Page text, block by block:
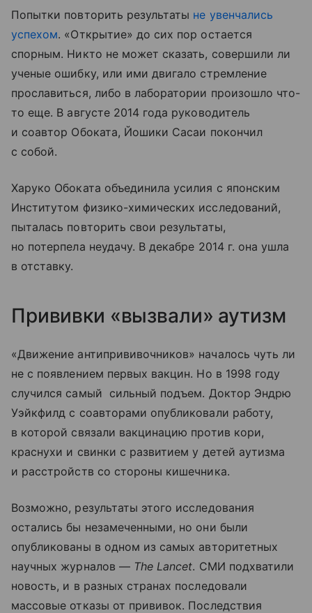
Попытки повторить результаты не увенчались
успехом. «Открытие» до сих пор остается
спорным. Никто не может сказать, совершили ли
ученые ошибку, или ими двигало стремление
прославиться, либо в лаборатории произошло что-
то еще. В августе 2014 года руководитель
и соавтор Обоката, Йошики Сасаи покончил
с собой.
Харуко Обоката объединила усилия с японским
Институтом физико-химических исследований,
пыталась повторить свои результаты,
но потерпела неудачу. В декабре 2014 г. она ушла
в отставку.
Прививки «вызвали» аутизм
«Движение антипрививочников» началось чуть ли
не с появлением первых вакцин. Но в 1998 году
случился самый сильный подъем. Доктор Эндрю
Уэйкфилд с соавторами опубликовали работу,
в которой связали вакцинацию против кори,
краснухи и свинки с развитием у детей аутизма
и расстройств со стороны кишечника.
Возможно, результаты этого исследования
остались бы незамеченными, но они были
опубликованы в одном из самых авторитетных
научных журналов — The Lancet. СМИ подхватили
новость, и в разных странах последовали
массовые отказы от прививок. Последствия